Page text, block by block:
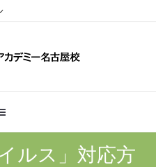
ルス」対応方